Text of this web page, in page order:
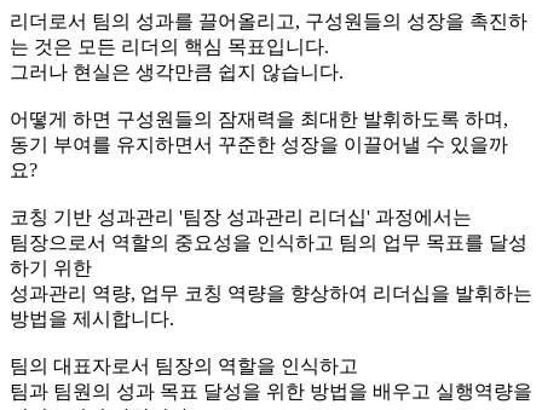
리더로서 팀의 성과를 끌어올리고, 구성원들의 성장을 촉진하
는 것은 모든 리더의 핵심 목표입니다.
그러나 현실은 생각만큼 쉽지 않습니다.
어떻게 하면 구성원들의 잠재력을 최대한 발휘하도록 하며,
동기 부여를 유지하면서 꾸준한 성장을 이끌어낼 수 있을까
요?
코칭 기반 성과관리 '팀장 성과관리 리더십' 과정에서는
팀장으로서 역할의 중요성을 인식하고 팀의 업무 목표를 달성
하기 위한
성과관리 역량, 업무 코칭 역량을 향상하여 리더십을 발휘하는
방법을 제시합니다.
팀의 대표자로서 팀장의 역할을 인식하고
팀과 팀원의 성과 목표 달성을 위한 방법을 배우고 실행역량을